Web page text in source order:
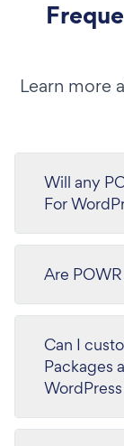
Learn more
Will any
For
Are
Can I
Packages